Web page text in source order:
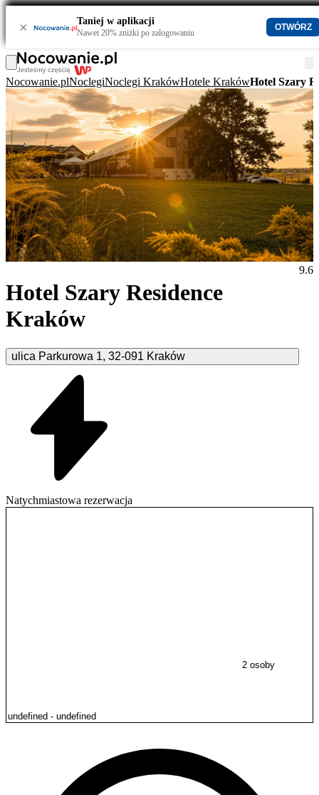
× Taniej w aplikacji
Nawet 20% zniżki po zalogowaniu
OTWÓRZ
Nocowanie.plNoclegiNoclegi KrakówHotele KrakówHotel Szary
Hotel Szary Residence
Kraków
ulica Parkurowa 1, 32-091 Kraków
9.6
Natychmiastowa rezerwacja
2 osoby